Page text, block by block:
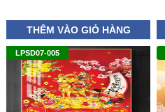
THÊM VÀO GIỎ HÀNG
LPSD07-005